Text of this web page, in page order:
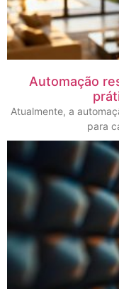
Automação
Atualmente, a
para